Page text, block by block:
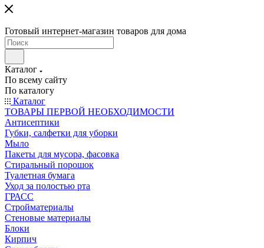
Готовый интернет-магазин товаров для дома
Каталог
По всему сайту
По каталогу
Каталог
ТОВАРЫ ПЕРВОЙ НЕОБХОДИМОСТИ
Антисептики
Губки, салфетки для уборки
Мыло
Пакеты для мусора, фасовка
Стиральный порошок
Туалетная бумага
Уход за полостью рта
ГРАСС
Стройматериалы
Стеновые материалы
Блоки
Кирпич